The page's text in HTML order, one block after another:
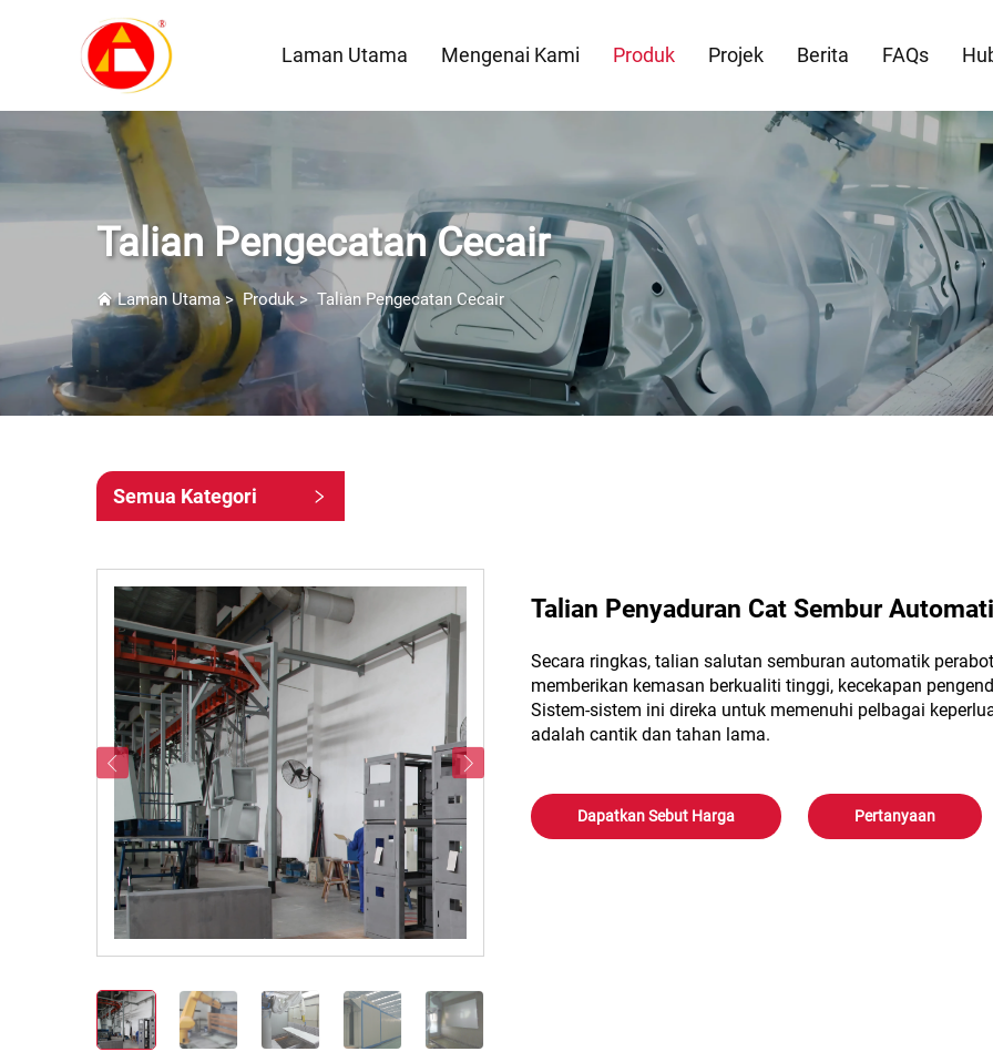
Laman Utama Mengenai Kami Produk Projek Berita FAQs
Talian Pengecatan Cecair
Laman Utama> Produk>Talian Pengecatan Cecair
Semua Kategori
Talian Penyaduran Cat Sembur
Secara ringkas, talian salutan semburan automatik
memberikan kemasan berkualiti tinggi, kecekapan
Sistem-sistem ini direka untuk memenuhi pelbagai
adalah cantik dan tahan lama.
Dapatkan Sebut Harga Pertanyaan